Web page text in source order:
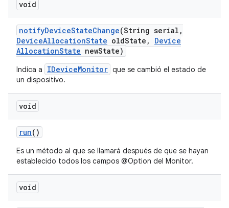
void
notifyDeviceStateChange(String serial ,
DeviceAllocationState oldState ,
Device
AllocationState newState)
Indica a IDeviceMonitor que se cambió el estado de
un dispositivo.
void
run()
Es un método al que se llamará después de que se hayan
establecido todos los campos @Option del Monitor.
void